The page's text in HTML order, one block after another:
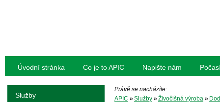
Úvodní stránka Co je to APIC Napište nám
Právě se nacházíte:
APIC » Služby » Živočišná výroba »
Služby